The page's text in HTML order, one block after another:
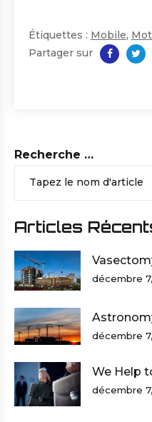
Recherche …
Articles
décembre
décembre
We Help
décembre
Étiquettes : Mobile,
Partager sur